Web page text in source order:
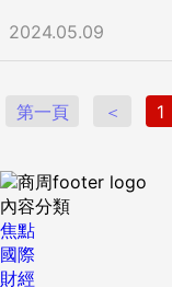
滄桑的珍貴鐘錶重新
所獲得的快樂與心
休生活的規畫才更
出現一大片空白要
容易陷入明明擁有
如果沒有提早為退休
所事事的安享天年，
麼樣的退休生活，我
出一首首美妙的樂章。 也有些人會心存不切實際的幻想，
到退休再來圓夢，或
2024.05.09
第一頁 ＜ 1
內容分類
焦點
國際
財經